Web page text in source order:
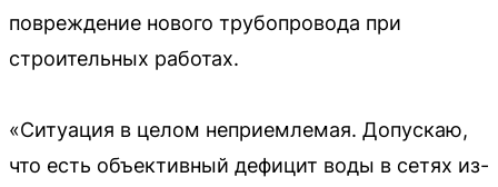
повреждение нового трубопровода при
строительных работах.
«Ситуация в целом неприемлемая. Допускаю,
что есть объективный дефицит воды в сетях из-